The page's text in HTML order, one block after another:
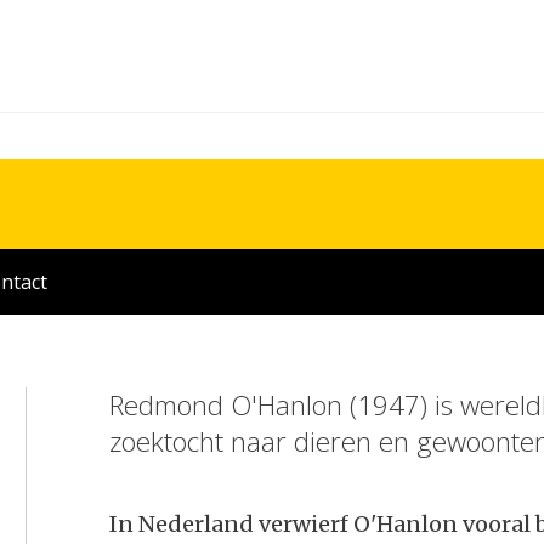
Redmond O'Hanlon (1947) is
zoektocht naar dieren en
In Nederland verwierf O'Hanlon vooral